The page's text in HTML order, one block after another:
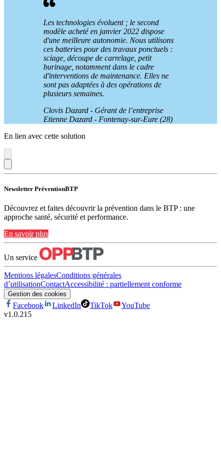
Les technologies évoluent ; le second
modèle acheté en janvier 2022 dispose
d'une meilleure autonomie. Nous utilisons
ces batteries pour des travaux ponctuels :
sciage, découpe de carrelage, petit
burinage, notamment dans le cadre
d'interventions de maintenance. Elles ne
sont pas adaptées à des opérations de
plusieurs semaines.
Clovis Dazard - Gérant de l’entreprise
Etienne Dazard - Fontenay-sur-Eure (28)
En lien avec cette solution
Newsletter PréventionBTP
Découvrez et faites découvrir la prévention dans le BTP : une
approche santé, sécurité et performance.
En savoir plus
Un service
Mentions légalesConditions générales
d’utilisationContactAccessibilité : partiellement conforme
Gestion des cookies
Facebook LinkedIn TikTok
YouTube
v1.0.215